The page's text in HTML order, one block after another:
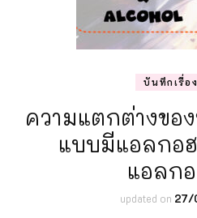
บันทึกเรื่อ
ความแตกต่างขอ
แบบมีแอลกอ
แอลก
updated on 27/